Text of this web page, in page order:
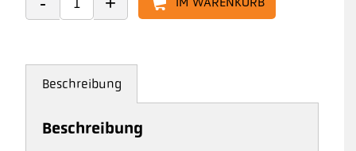
Beschreibung
Beschreibung